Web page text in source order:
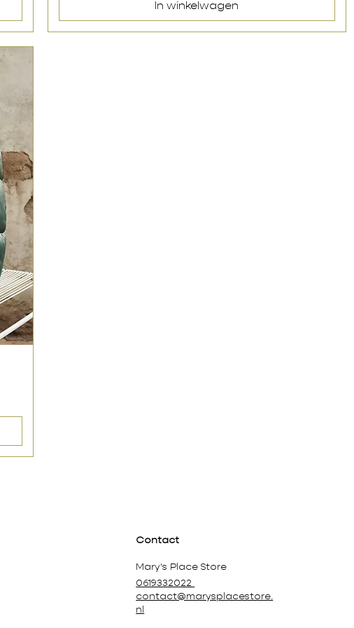
In winkelwagen
Contact
Mary's Place Store
0619332022
contact@marysplacestore.
nl